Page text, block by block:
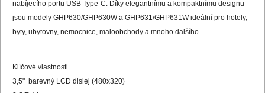
nabíjecího portu USB Type-C. Díky elegantnímu a kompaktnímu designu
jsou modely GHP630/GHP630W a GHP631/GHP631W ideální pro hotely,
byty, ubytovny, nemocnice, maloobchody a mnoho dalšího.
Klíčové vlastnosti
3,5" barevný LCD dislej (480x320)